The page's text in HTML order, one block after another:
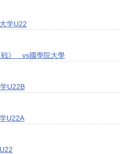
学U22
戦》 vs國學院大學
U22B
U22A